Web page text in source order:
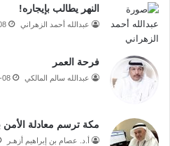
النهر يطالب بإيجاره!
عبدالله أحمد الزهراني
فرحة العمر
عبدالله سالم المالكي 08
مكة ترسم معادلة الأمن
أ.د. عصام بن إبراهيم أزهـر